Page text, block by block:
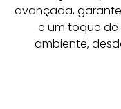
avançada,
e um toque
ambiente,